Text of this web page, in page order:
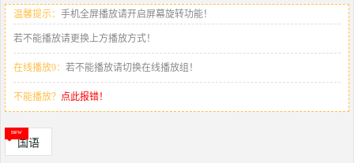
温馨提示： 手机全屏播放请开启屏幕旋转功能！
若不能播放请更换上方播放方式！
在线播放9： 若不能播放请切换在线播放组！
不能播放？ 点此报错！
国语